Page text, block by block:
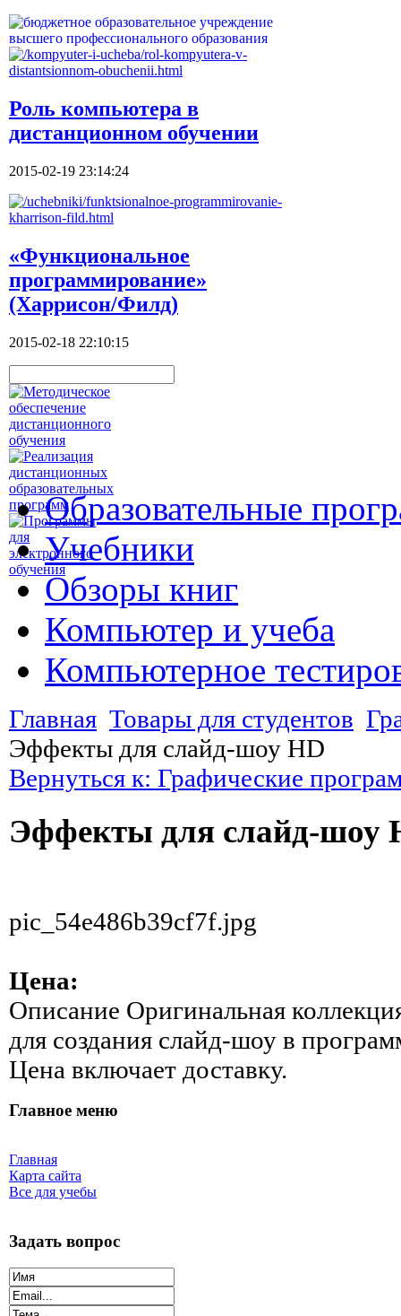
Роль компьютера в
дистанционном обучении
2015-02-19 23:14:24
«Функциональное
программирование»
(Харрисон/Филд)
2015-02-18 22:10:15
Образовательные
Учебники
Обзоры книг
Компьютер и учеба
Компьютерное
Главная Товары для студентов
Эффекты для слайд-шоу HD
Вернуться к: Графические
Эффекты для слайд-шоу
pic_54e486b39cf7f.jpg
Цена:
Описание Оригинальная
для создания слайд-шоу в
Цена включает доставку.
Главное меню
Главная
Карта сайта
Все для учебы
Задать вопрос